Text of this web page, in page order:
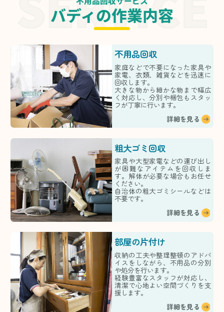
バディの作業内容
不用品回収
家庭などで不要になった家具や
家電、衣類、雑貨などを迅速に
回収します。
大きな物から細かな物まで幅広
く対応し、分別や梱包もスタッ
フが丁寧に行います。
詳細を見る
粗大ゴミ回収
家具や大型家電などの運び出し
が困難なアイテムを回収しま
す。解体が必要な場合もお任せ
ください。
自治体の粗大ゴミシールなどは
不要です。
詳細を見る
部屋の片付け
収納の工夫や整理整頓のアドバ
イスをしながら、不用品の分別
や処分を行います。
経験豊富なスタッフが対応し、
清潔で心地よい空間づくりを支
援します。
詳細を見る